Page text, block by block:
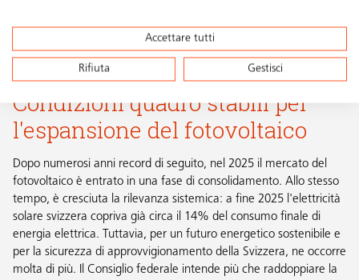
Condizioni quadro stabili per
l'espansione del fotovoltaico
Dopo numerosi anni record di seguito, nel 2025 il mercato del
fotovoltaico è entrato in una fase di consolidamento. Allo stesso
tempo, è cresciuta la rilevanza sistemica: a fine 2025 l'elettricità
solare svizzera copriva già circa il 14% del consumo finale di
energia elettrica. Tuttavia, per un futuro energetico sostenibile e
per la sicurezza di approvvigionamento della Svizzera, ne occorre
molta di più. Il Consiglio federale intende più che raddoppiare la
Accettare tutti
Rifiuta Gestisci